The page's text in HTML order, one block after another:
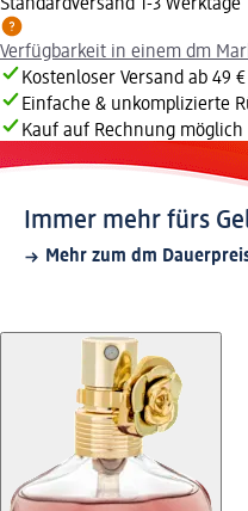
Standardversand 1-3 Werktage
Verfügbarkeit in einem dm
Kostenloser Versand ab 49
Einfache & unkomplizierte
Kauf auf Rechnung möglich
Immer mehr fürs
Mehr zum dm